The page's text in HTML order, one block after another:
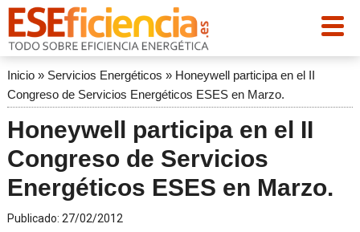
Inicio» Servicios Energéticos » Honeywell participa en el II
Congreso de Servicios Energéticos ESES en Marzo.
Honeywell participa en el II
Congreso de Servicios
Energéticos ESES en Marzo.
Publicado: 27/02/2012